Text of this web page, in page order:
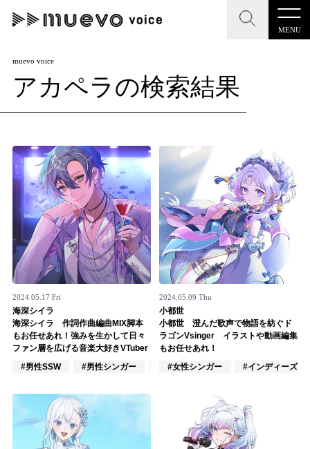
MENU
CLOSE
記事を検索する
人気ワード
#男性SSW #ポップス #女性SSW #ロック
#男性シンガー #HR/HM #女性シンガー
#ヒップホップ #男性シンガーグループ #R&B/ソウル
CLOSE
muevo media
"読者の声を形にする”音楽特化メディア
MENU
記事一覧
プレスリリース一覧
会社概要
お問い合わせ
記事リクエスト
ログイン
muevoクラウドファンディング
muevo voice
アカペラの検索結果
2024.05.17 Fri
海深シイラ
海深シイラ 作詞作曲編曲MIX脚本
もお任せあれ！強みを生かして日々
ファン層を広げる音楽大好きVTuber
#男性SSW
#男性シンガー #インディーズ
2024.05.09 Thu
小都世
小都世 澄んだ歌声で物語を紡ぐド
ラゴンVsinger イラストや動画編集
もお任せあれ！
#女性シンガー
#インディーズ